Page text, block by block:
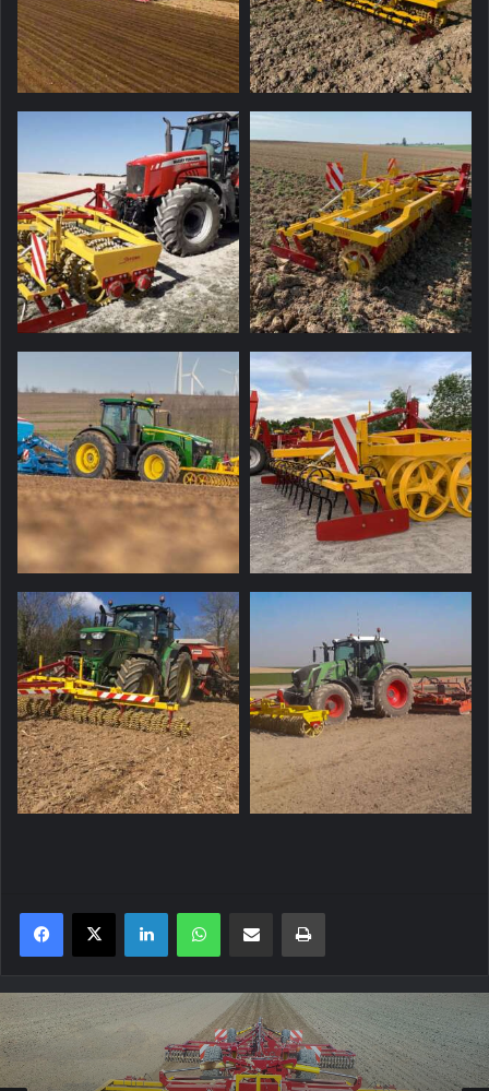
LinkedinWhatsAppPartager par email Imprimer